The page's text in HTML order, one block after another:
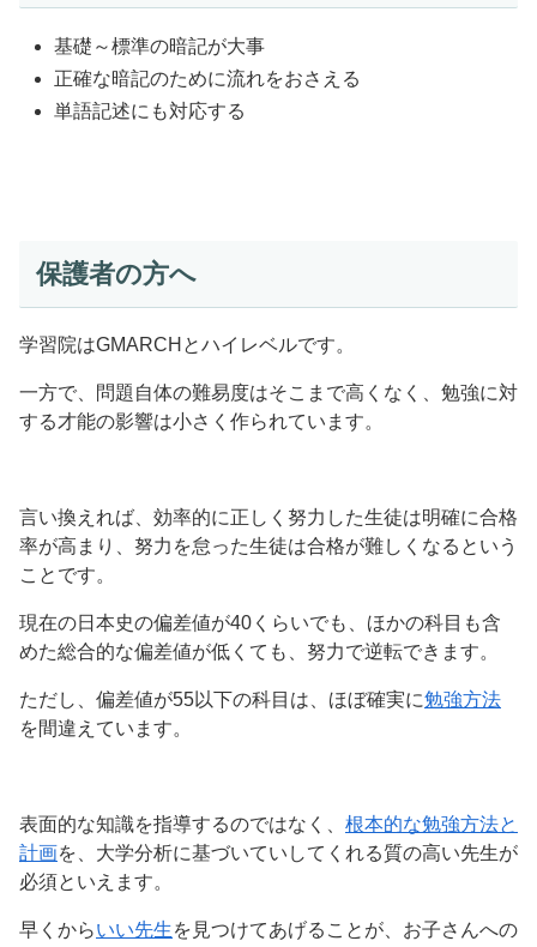
基礎～標準の暗記が大事
正確な暗記のために流れをおさえる
単語記述にも対応する
保護者の方へ
学習院はGMARCHとハイレベルです。
一方で、問題自体の難易度はそこまで高くなく、勉強に対
する才能の影響は小さく作られています。
言い換えれば、効率的に正しく努力した生徒は明確に合格
率が高まり、努力を怠った生徒は合格が難しくなるという
ことです。
現在の日本史の偏差値が40くらいでも、ほかの科目も含
めた総合的な偏差値が低くても、努力で逆転できます。
ただし、偏差値が55以下の科目は、ほぼ確実に勉強方法
を間違えています。
表面的な知識を指導するのではなく、 根本的な勉強方法と
計画を、大学分析に基づいていしてくれる質の高い先生が
必須といえます。
早くからいい先生を見つけてあげることが、お子さんへの